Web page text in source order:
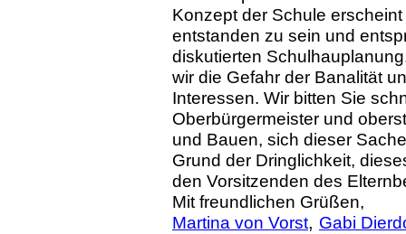
Konzept der Schule
entstanden zu sein und
diskutierten
wir die Gefahr der Banalität
Interessen. Wir bitten Sie
Oberbürgermeister und
und Bauen, sich dieser
Grund der Dringlichkeit,
den Vorsitzenden des
Mit freundlichen Grüßen,
Martina von Vorst, Gabi